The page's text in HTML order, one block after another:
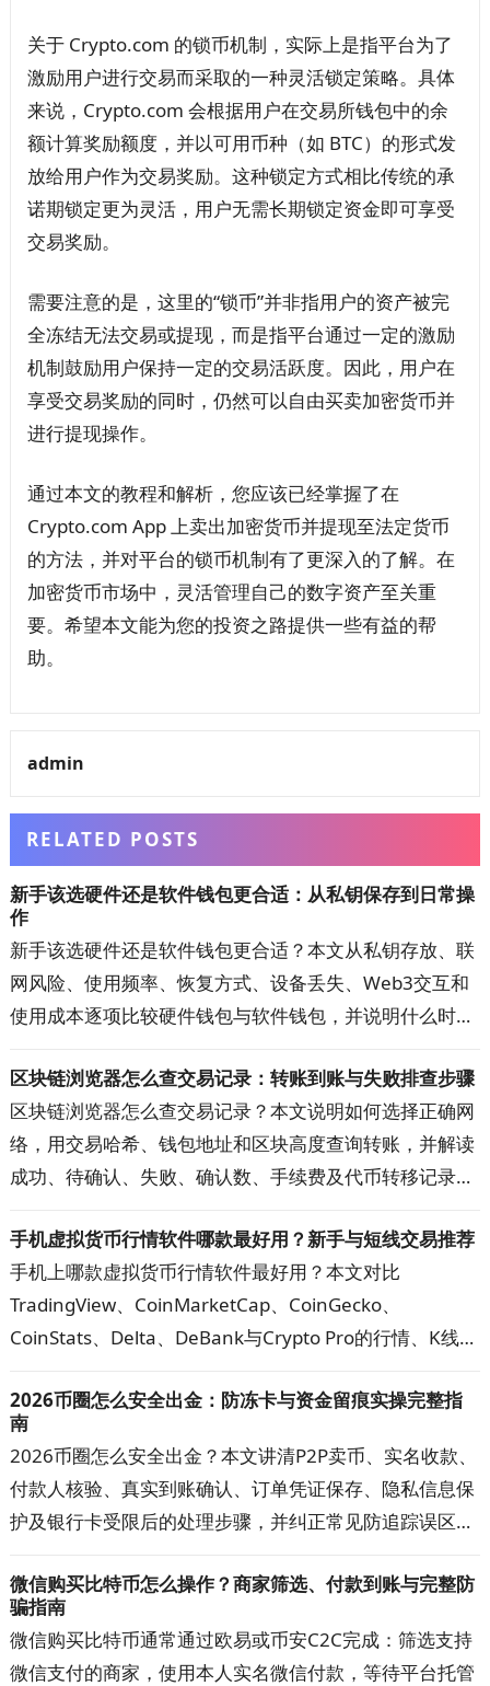
关于 Crypto.com 的锁币机制，实际上是指平台为了
激励用户进行交易而采取的一种灵活锁定策略。具体
来说，Crypto.com 会根据用户在交易所钱包中的余
额计算奖励额度，并以可用币种（如 BTC）的形式发
放给用户作为交易奖励。这种锁定方式相比传统的承
诺期锁定更为灵活，用户无需长期锁定资金即可享受
交易奖励。
需要注意的是，这里的“锁币”并非指用户的资产被完
全冻结无法交易或提现，而是指平台通过一定的激励
机制鼓励用户保持一定的交易活跃度。因此，用户在
享受交易奖励的同时，仍然可以自由买卖加密货币并
进行提现操作。
通过本文的教程和解析，您应该已经掌握了在
Crypto.com App 上卖出加密货币并提现至法定货币
的方法，并对平台的锁币机制有了更深入的了解。在
加密货币市场中，灵活管理自己的数字资产至关重
要。希望本文能为您的投资之路提供一些有益的帮
助。
admin
RELATED POSTS
新手该选硬件还是软件钱包更合适：从私钥保存到日常操
作
新手该选硬件还是软件钱包更合适？本文从私钥存放、联
网风险、使用频率、恢复方式、设备丢失、Web3交互和
使用成本逐项比较硬件钱包与软件钱包，并说明什么时候
及两者组合使用的方法，帮助你按自己的资金用途和操作
习惯选择更合适的钱包。
区块链浏览器怎么查交易记录：转账到账与失败排查步骤
区块链浏览器怎么查交易记录？本文说明如何选择正确网
络，用交易哈希、钱包地址和区块高度查询转账，并解读
成功、待确认、失败、确认数、手续费及代币转移记录。
核对网络、地址、代币合约和交易状态，快速定位问题。
手机虚拟货币行情软件哪款最好用？新手与短线交易推荐
手机上哪款虚拟货币行情软件最好用？本文对比
TradingView、CoinMarketCap、CoinGecko、
CoinStats、Delta、DeBank与Crypto Pro的行情、K线、
钱包用户选出主看盘App，并建立更可靠的数据核对方
案。
2026币圈怎么安全出金：防冻卡与资金留痕实操完整指
南
2026币圈怎么安全出金？本文讲清P2P卖币、实名收款、
付款人核验、真实到账确认、订单凭证保存、隐私信息保
护及银行卡受限后的处理步骤，并纠正常见防追踪误区。
误收涉诈款和账户异常的概率，出现问题时也更容易提交
完整材料。
微信购买比特币怎么操作？商家筛选、付款到账与完整防
骗指南
微信购买比特币通常通过欧易或币安C2C完成：筛选支持
微信支付的商家，使用本人实名微信付款，等待平台托管